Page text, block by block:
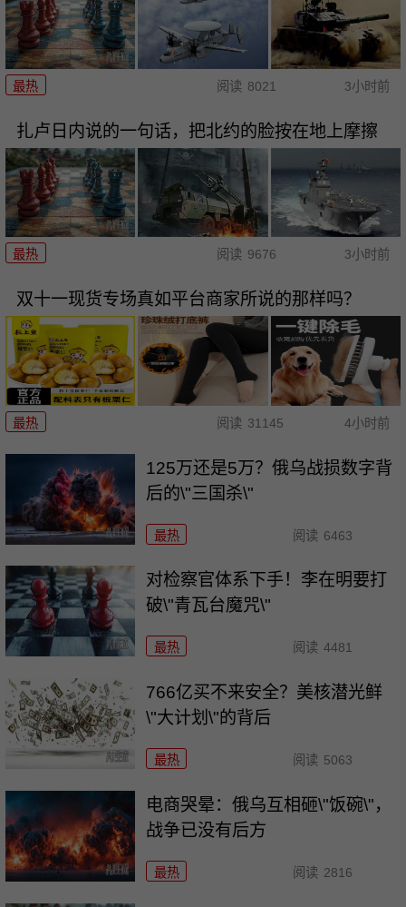
最热 阅读 8021 3小时前
扎卢日内说的一句话，把北约的脸按在地上摩擦
最热 阅读 9676 3小时前
双十一现货专场真如平台商家所说的那样吗？
最热 阅读 31145 4小时前
125万还是5万？俄乌战损数字背
后的\"三国杀\"
最热 阅读 6463
对检察官体系下手！李在明要打
破\"青瓦台魔咒\"
最热 阅读 4481
766亿买不来安全？美核潜光鲜
\"大计划\"的背后
最热 阅读 5063
电商哭晕：俄乌互相砸\"饭碗\"，
战争已没有后方
最热 阅读 2816